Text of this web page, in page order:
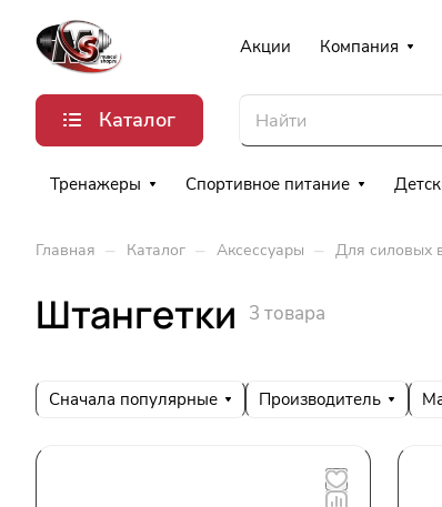
Акции Компания
Каталог
Тренажеры Спортивное питание
Главная – Каталог – Аксессуары – Для силовых
Штангетки 3 товара
Сначала популярные Производитель